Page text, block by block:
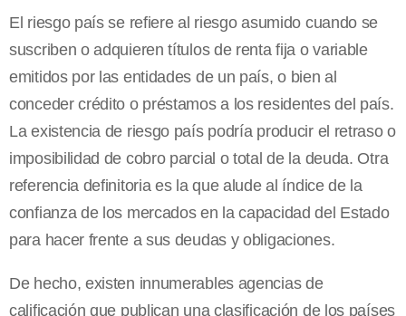
El riesgo país se refiere al riesgo asumido cuando se
suscriben o adquieren títulos de renta fija o variable
emitidos por las entidades de un país, o bien al
conceder crédito o préstamos a los residentes del país.
La existencia de riesgo país podría producir el retraso o
imposibilidad de cobro parcial o total de la deuda. Otra
referencia definitoria es la que alude al índice de la
confianza de los mercados en la capacidad del Estado
para hacer frente a sus deudas y obligaciones.
De hecho, existen innumerables agencias de
calificación que publican una clasificación de los países